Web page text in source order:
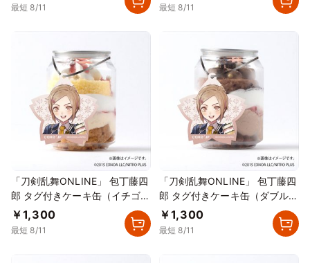
最短 8/11 最短 8/11
「刀剣乱舞ONLINE」 包丁藤四
郎 タグ付きケーキ缶（イチゴカ
スタード）
￥1,300
最短 8/11
「刀剣乱舞ONLINE」 包丁藤四
郎 タグ付きケーキ缶（ダブルチ
ョコレート）
￥1,300
最短 8/11